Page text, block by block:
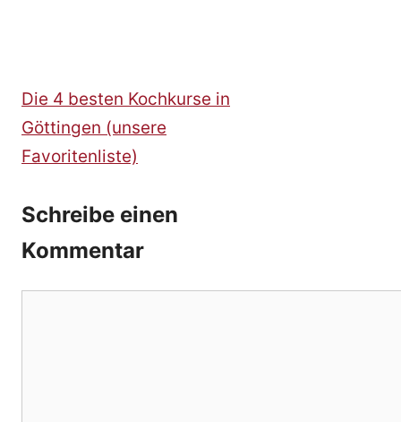
Die 4 besten Kochkurse in
Göttingen (unsere
Favoritenliste)
Schreibe einen
Kommentar